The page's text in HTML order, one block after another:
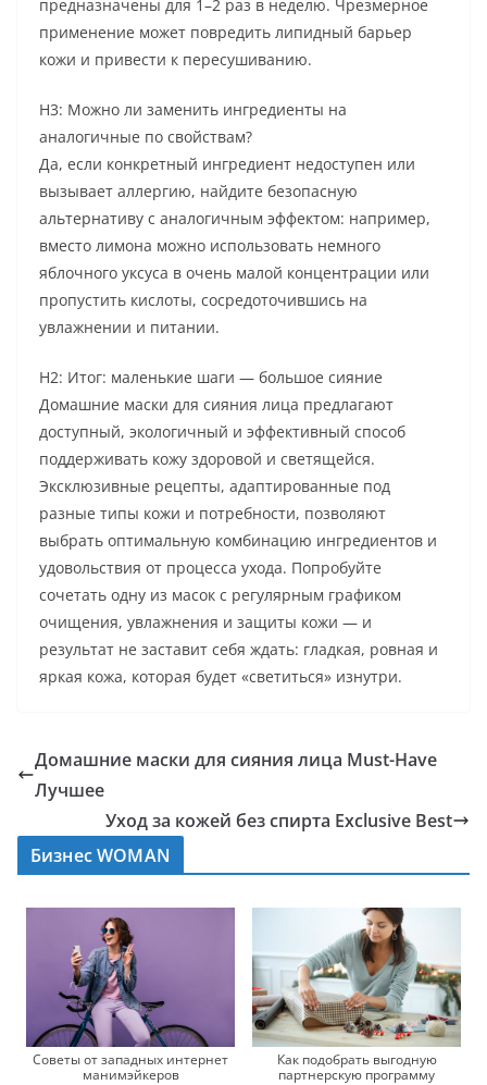
предназначены для 1–2 раз в неделю. Чрезмерное
применение может повредить липидный барьер
кожи и привести к пересушиванию.
H3: Можно ли заменить ингредиенты на
аналогичные по свойствам?
Да, если конкретный ингредиент недоступен или
вызывает аллергию, найдите безопасную
альтернативу с аналогичным эффектом: например,
вместо лимона можно использовать немного
яблочного уксуса в очень малой концентрации или
пропустить кислоты, сосредоточившись на
увлажнении и питании.
H2: Итог: маленькие шаги — большое сияние
Домашние маски для сияния лица предлагают
доступный, экологичный и эффективный способ
поддерживать кожу здоровой и светящейся.
Эксклюзивные рецепты, адаптированные под
разные типы кожи и потребности, позволяют
выбрать оптимальную комбинацию ингредиентов и
удовольствия от процесса ухода. Попробуйте
сочетать одну из масок с регулярным графиком
очищения, увлажнения и защиты кожи — и
результат не заставит себя ждать: гладкая, ровная и
яркая кожа, которая будет «светиться» изнутри.
Домашние маски для сияния лица Must-Have
Лучшее
Уход за кожей без спирта Exclusive Best
Бизнес WOMAN
Советы от западных интернет
манимэйкеров
Как подобрать выгодную
партнерскую программу